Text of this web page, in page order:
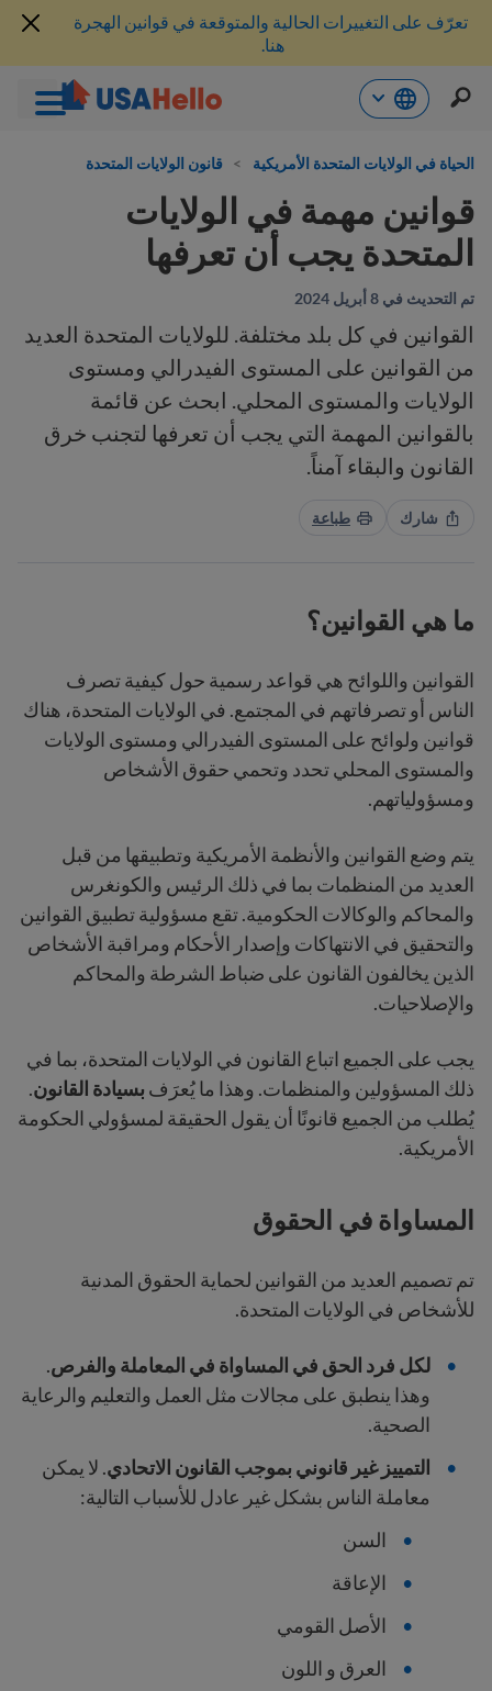
إلى
تعرّف على التغييرات الحالية والمتوقعة في قوانين الهجرة
هنا.
الحياة في الولايات المتحدة الأمريكية > قانون الولايات المتحدة
قوانين مهمة في الولايات
المتحدة يجب أن تعرفها
تم التحديث في 8 أبريل 2024
القوانين في كل بلد مختلفة. للولايات المتحدة العديد
من القوانين على المستوى الفيدرالي ومستوى
الولايات والمستوى المحلي. ابحث عن قائمة
بالقوانين المهمة التي يجب أن تعرفها لتجنب خرق
القانون والبقاء آمناً.
شارك طباعة
ما هي القوانين؟
القوانين واللوائح هي قواعد رسمية حول كيفية تصرف
الناس أو تصرفاتهم في المجتمع. في الولايات المتحدة، هناك
قوانين ولوائح على المستوى الفيدرالي ومستوى الولايات
والمستوى المحلي تحدد وتحمي حقوق الأشخاص
ومسؤولياتهم.
يتم وضع القوانين والأنظمة الأمريكية وتطبيقها من قبل
العديد من المنظمات بما في ذلك الرئيس والكونغرس
والمحاكم والوكالات الحكومية. تقع مسؤولية تطبيق القوانين
والتحقيق في الانتهاكات وإصدار الأحكام ومراقبة الأشخاص
الذين يخالفون القانون على ضباط الشرطة والمحاكم
والإصلاحيات.
يجب على الجميع اتباع القانون في الولايات المتحدة، بما في
ذلك المسؤولين والمنظمات. وهذا ما يُعرَف بسيادة القانون.
يُطلب من الجميع قانونًا أن يقول الحقيقة لمسؤولي الحكومة
الأمريكية.
المساواة في الحقوق
تم تصميم العديد من القوانين لحماية الحقوق المدنية
للأشخاص في الولايات المتحدة.
لكل فرد الحق في المساواة في المعاملة والفرص.
وهذا ينطبق على مجالات مثل العمل والتعليم والرعاية
الصحية.
التمييز غير قانوني بموجب القانون الاتحادي. لا يمكن
معاملة الناس بشكل غير عادل للأسباب التالية:
السن
الإعاقة
الأصل القومي
العرق و اللون